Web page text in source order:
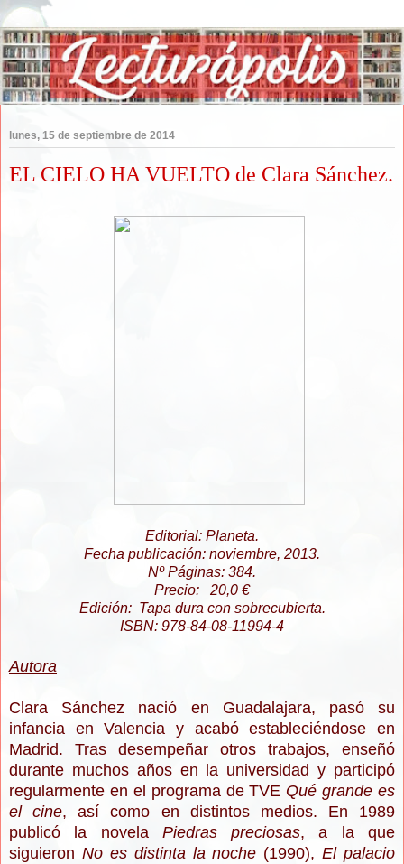
lunes, 15 de septiembre de 2014
EL CIELO HA VUELTO de Clara Sánchez.
Editorial: Planeta.
Fecha publicación: noviembre, 2013.
Nº Páginas: 384.
Precio: 20,0 €
Edición: Tapa dura con sobrecubierta.
ISBN: 978-84-08-11994-4
Autora
Clara Sánchez nació en Guadalajara, pasó su
infancia en Valencia y acabó estableciéndose en
Madrid. Tras desempeñar otros trabajos, enseñó
durante muchos años en la universidad y participó
regularmente en el programa de TVE Qué grande es
el cine, así como en distintos medios. En 1989
publicó la novela Piedras preciosas, a la que
siguieron No es distinta la noche (1990),El palacio